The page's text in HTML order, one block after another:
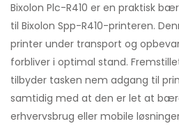
Bixolon Plc-R410 er en praktisk
til Bixolon Spp-R410-printeren.
printer under transport og
forbliver i optimal stand.
tilbyder tasken nem adgang til
samtidig med at den er let at
erhvervsbrug eller mobile